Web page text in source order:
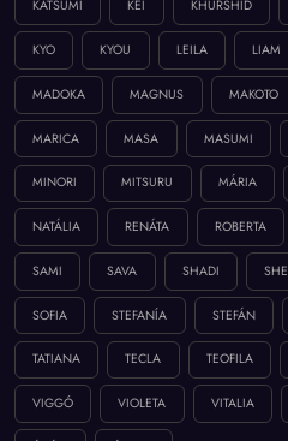
KATSUMI KEI KHURSHID
KYO KYOU LEILA LIAM
MADOKA MAGNUS MAKOTO
MARICA MASA MASUMI
MINORI MITSURU MÁRIA
NATÁLIA RENÁTA ROBERTA
SAMI SAVA SHADI
SOFIA STEFANÍA STEFÁN
TATIANA TECLA TEOFILA
VIGGÓ VIOLETA VITALIA